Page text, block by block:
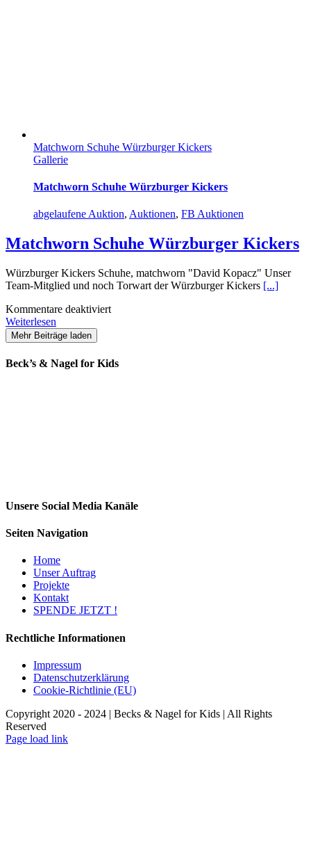
Matchworn Schuhe Würzburger Kickers
Gallerie
Matchworn Schuhe Würzburger Kickers
abgelaufene Auktion, Auktionen, FB Auktionen
Matchworn Schuhe Würzburger Kickers
Würzburger Kickers Schuhe, matchworn "David Kopacz" Unser
Team-Mitglied und noch Torwart der Würzburger Kickers [...]
Kommentare deaktiviertfür
Kickers
Weiterlesen
Mehr Beiträge laden
Beck’s & Nagel for Kids
Unsere Social Media Kanäle
Seiten Navigation
Home
Unser Auftrag
Projekte
Kontakt
SPENDE JETZT !
Rechtliche Informationen
Impressum
Datenschutzerklärung
Cookie-Richtlinie (EU)
Copyright 2020 - 2024 | Becks & Nagel for Kids | All Rights
Reserved
Page load link